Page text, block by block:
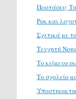
Προτάσεις
Ροκ και
Σχετικά με
Τενχητή
Το κείμενο
Το σχολείο